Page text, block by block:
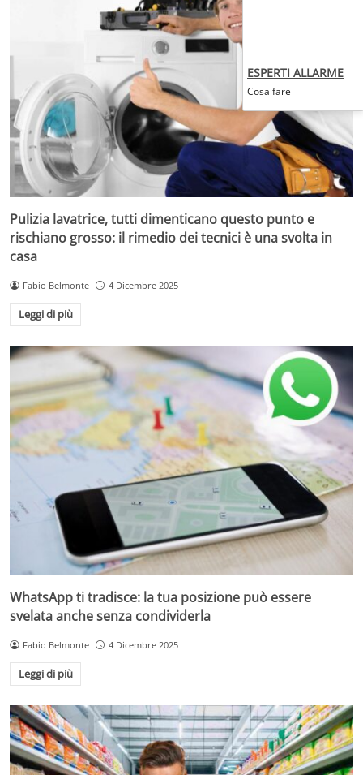
Pulizia lavatrice, tutti dimenticano questo punto e
rischiano grosso: il rimedio dei tecnici è una svolta in
casa
Fabio Belmonte 4 Dicembre 2025
Leggi di più
WhatsApp ti tradisce: la tua posizione può essere
svelata anche senza condividerla
Fabio Belmonte 4 Dicembre 2025
Leggi di più
ESPERTI ALLARME
Cosa fare